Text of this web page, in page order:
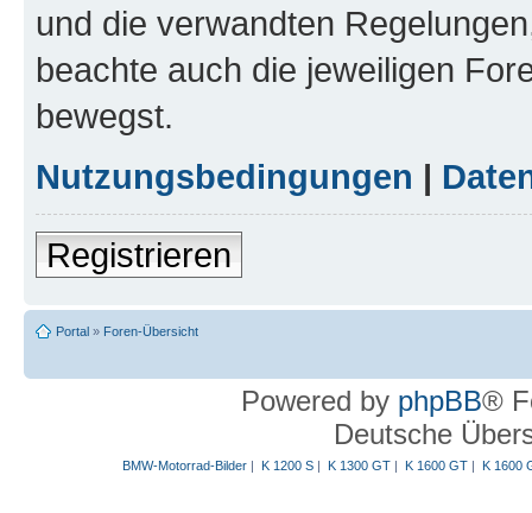
und die verwandten
beachte auch die jeweiligen
bewegst.
Nutzungsbedingungen |
Registrieren
Portal » Foren-Übersicht
Powered by phpBB®
Deutsche
BMW-Motorrad-Bilder| K 1200 S| K 1300 GT| K 1600 GT| K 1600